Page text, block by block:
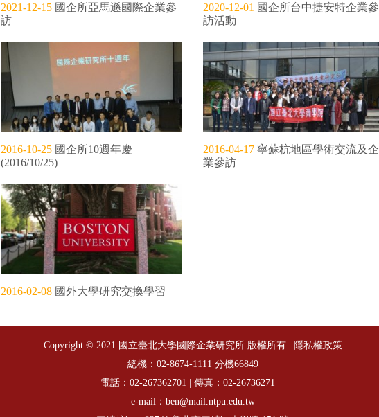
2021-12-15國企所亞馬遜國際企業參
訪
2020-12-01 國企所台中捷安特企業參
訪活動
2016-10-25國企所10週年慶
(2016/10/25)
2016-04-17寧蘇杭地區學術交流及企
業參訪
2016-02-08國外大學研究交換學習
Copyright © 2021 國立臺北大學國際企業研究所 版權所有 | 隱私權政策
總機： 02-8674-1111 分機66849
電話： 02-267362701 | 傳真：02-26736271
e-mail：ben@mail.ntpu.edu.tw